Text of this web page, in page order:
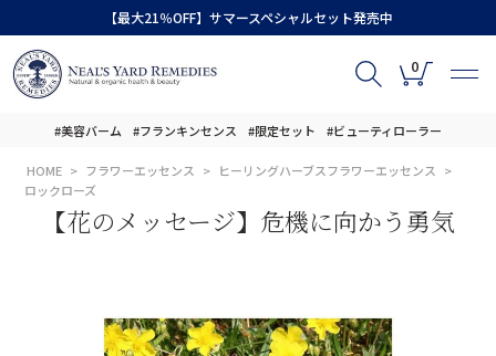
【最大21％OFF】サマースペシャルセット発売中
0
#美容バーム #フランキンセンス #限定セット #ビューティローラー
HOME フラワーエッセンス
ヒーリングハーブスフラワーエッセンス
ロックローズ
【花のメッセージ】危機に向かう勇気